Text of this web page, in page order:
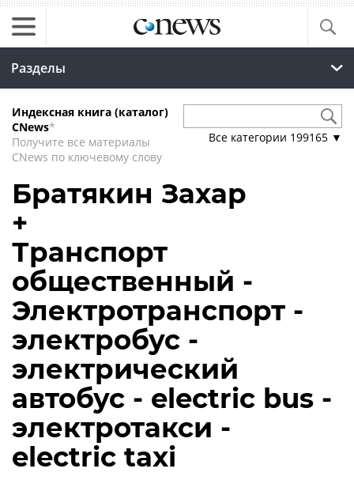
Разделы
Индексная книга (каталог)
CNews*
Получите все материалы
CNews по ключевому слову
Все категории 199165 ▼
Братякин Захар
+
Транспорт
общественный -
Электротранспорт -
электробус -
электрический
автобус - electric bus -
электротакси -
electric taxi